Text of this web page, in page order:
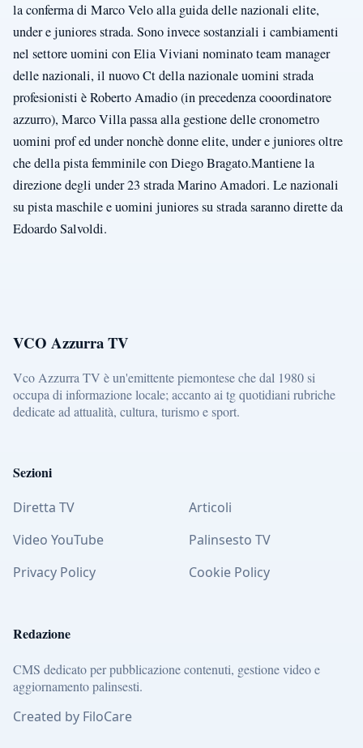
la conferma di Marco Velo alla guida delle nazionali elite,
under e juniores strada. Sono invece sostanziali i cambiamenti
nel settore uomini con Elia Viviani nominato team manager
delle nazionali, il nuovo Ct della nazionale uomini strada
profesionisti è Roberto Amadio (in precedenza cooordinatore
azzurro), Marco Villa passa alla gestione delle cronometro
uomini prof ed under nonchè donne elite, under e juniores oltre
che della pista femminile con Diego Bragato.Mantiene la
direzione degli under 23 strada Marino Amadori. Le nazionali
su pista maschile e uomini juniores su strada saranno dirette da
Edoardo Salvoldi.
VCO Azzurra TV
Vco Azzurra TV è un'emittente piemontese che dal 1980 si
occupa di informazione locale; accanto ai tg quotidiani rubriche
dedicate ad attualità, cultura, turismo e sport.
Sezioni
Diretta TV
Articoli
Video YouTube
Palinsesto TV
Privacy Policy
Cookie Policy
Redazione
CMS dedicato per pubblicazione contenuti, gestione video e
aggiornamento palinsesti.
Created by FiloCare